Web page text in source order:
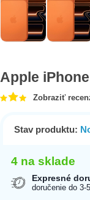
Apple
Zobraziť
Stav produktu:
4 na sklade
Expresné
doručenie do 3-